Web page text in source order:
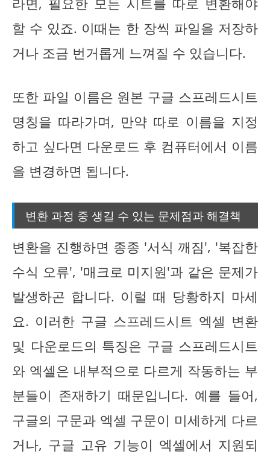
할 수 있죠. 이때는 한 장씩 파일을 저장하
거나 조금 번거롭게 느껴질 수 있습니다.
또한 파일 이름은 원본 구글 스프레드시트
명칭을 따라가며, 만약 따로 이름을 지정
하고 싶다면 다운로드 후 컴퓨터에서 이름
을 변경하면 됩니다.
변환 과정 중 생길 수 있는 문제점과 해결책
변환을 진행하면 종종 '서식 깨짐', '복잡한
수식 오류', '매크로 미지원'과 같은 문제가
발생하곤 합니다. 이럴 때 당황하지 마세
요. 이러한 구글 스프레드시트 엑셀 변환
및 다운로드의 특징은 구글 스프레드시트
와 엑셀은 내부적으로 다르게 작동하는 부
분들이 존재하기 때문입니다. 예를 들어,
구글의 구문과 엑셀 구문이 미세하게 다르
거나, 구글 고유 기능이 엑셀에서 지원되